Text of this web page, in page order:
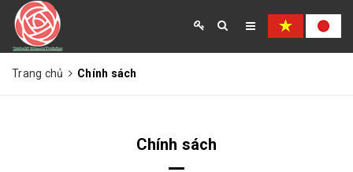
TRANG CHỦ VỀ CHÚNG TÔI
Trang chủ Chính sách
Chính sách